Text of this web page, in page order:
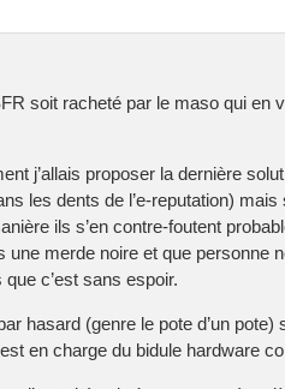
soit racheté par le maso qui en
j’allais proposer la dernière
les dents de l’e-reputation)
ils s’en contre-foutent
une merde noire et que personne
c’est sans espoir.
hasard (genre le pote d’un pote)
en charge du bidule hardware